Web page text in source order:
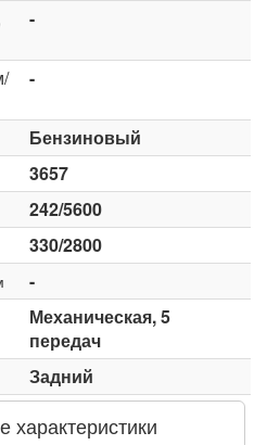
-
-
Бензиновый
3657
242/5600
330/2800
-
Механическая, 5
передач
Задний
характеристики